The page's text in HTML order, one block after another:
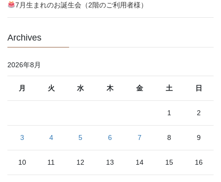
7月生まれのお誕生会（2階のご利用者様）
Archives
2026年8月
月 火 水 木 金 土 日
1 2
3 4 5 6 7 8 9
10 11 12 13 14 15 16